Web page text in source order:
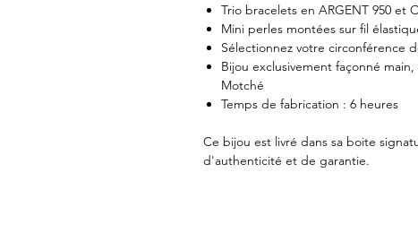
Trio bracelets en ARGENT 950 et
Mini perles montées sur fil
Sélectionnez votre circonférence
Bijou exclusivement façonné
Motché
Temps de fabrication : 6 heures
Ce bijou est livré dans sa boite
d'authenticité et de garantie.